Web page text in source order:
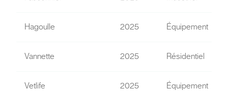
Hagoulle 2025 Équipement
Vannette 2025 Résidentiel
Vetlife 2025 Équipement